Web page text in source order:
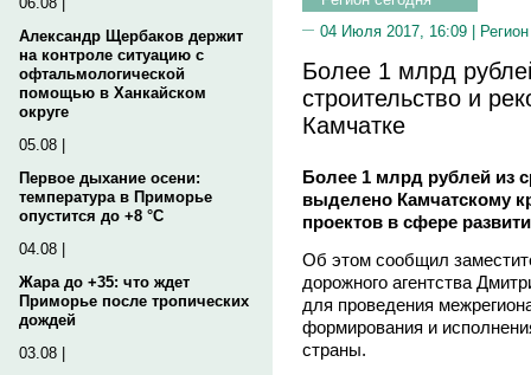
Александр Щербаков держит
на контроле ситуацию с
офтальмологической
помощью в Ханкайском
округе
05.08 |
Первое дыхание осени:
температура в Приморье
опустится до +8 °C
04.08 |
Жара до +35: что ждет
Приморье после тропических
дождей
03.08 |
04 Июля 2017, 16:09 |
Более 1 млрд
строительство и
Камчатке
Более 1 млрд рублей из
выделено Камчатскому
проектов в сфере
Об этом сообщил
дорожного агентства
для проведения
формирования и
страны.